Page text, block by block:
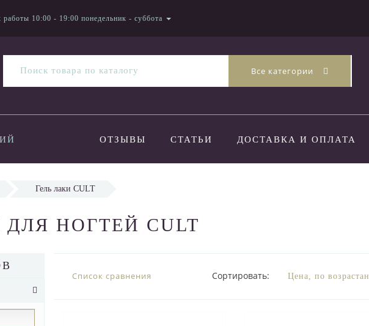
работы 10:00 - 19:00 понедельник - суббота
Все категории
ОТЗЫВЫ СТАТЬИ ДОСТАВКА И ОПЛАТА
Гель лаки CULT
НОГТЕЙ CULT
Список сравнения Сортировать: